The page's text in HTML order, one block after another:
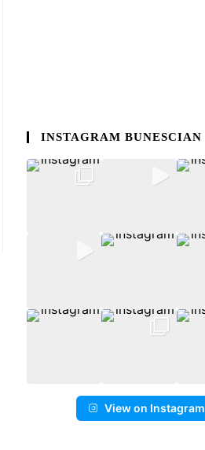
INSTAGRAM BUNESCIAN
View on Instagram